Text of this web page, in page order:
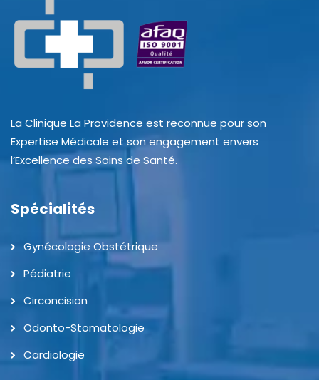
La Clinique La Providence est reconnue pour son
Expertise Médicale et son engagement envers
l’Excellence des Soins de Santé.
Spécialités
Gynécologie Obstétrique
Pédiatrie
Circoncision
Odonto-Stomatologie
Cardiologie